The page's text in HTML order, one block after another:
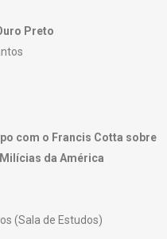
Preto
com o Francis Cotta sobre
da América
(Sala de Estudos)